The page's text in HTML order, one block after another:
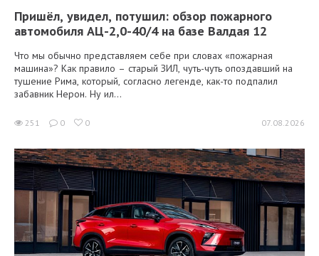
Пришёл, увидел, потушил: обзор пожарного
автомобиля АЦ-2,0-40/4 на базе Валдая 12
Что мы обычно представляем себе при словах «пожарная
машина»? Как правило – старый ЗИЛ, чуть-чуть опоздавший на
тушение Рима, который, согласно легенде, как-то подпалил
забавник Нерон. Ну ил...
251 0 0 07.08.2026